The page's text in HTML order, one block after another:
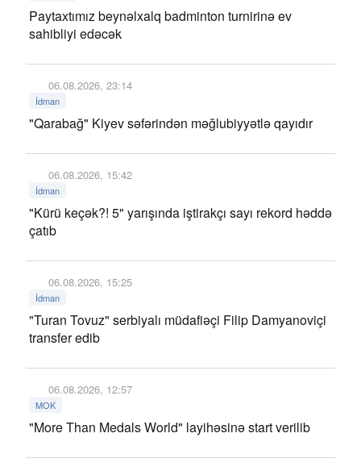
Paytaxtımız beynəlxalq badminton turnirinə ev
sahibliyi edəcək
06.08.2026, 23:14
İdman
"Qarabağ" Kiyev səfərindən məğlubiyyətlə qayıdır
06.08.2026, 15:42
İdman
"Kürü keçək?! 5" yarışında iştirakçı sayı rekord həddə
çatıb
06.08.2026, 15:25
İdman
"Turan Tovuz" serbiyalı müdafiəçi Filip Damyanoviçi
transfer edib
06.08.2026, 12:57
MOK
"More Than Medals World" layihəsinə start verilib